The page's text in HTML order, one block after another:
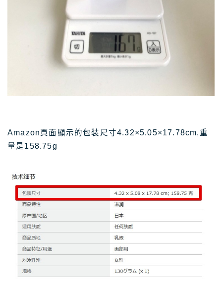
Amazon頁面顯示的包裝尺寸4.32×5.05×17.78cm,重
量是158.75g